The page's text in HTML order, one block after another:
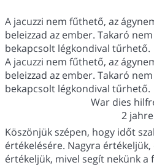
A jacuzzi nem fűthető, az
beleizzad az ember. Takaró
bekapcsolt légkondival tűrhető.
A jacuzzi nem fűthető, az
beleizzad az ember. Takaró
bekapcsolt légkondival tűrhető.
War dies
2 jahre
Köszönjük szépen, hogy időt
értékelésére. Nagyra
értékeljük, mivel segít nekünk